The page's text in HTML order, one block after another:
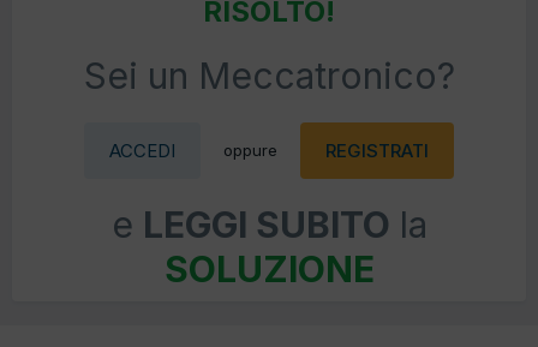
RISOLTO!
Sei un Meccatronico?
ACCEDI oppure REGISTRATI
e LEGGI SUBITO la
SOLUZIONE